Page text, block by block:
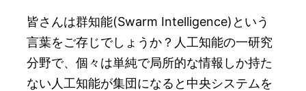
皆さんは群知能(Swarm Intelligence)という
言葉をご存じでしょうか？人工知能の一研究
分野で、個々は単純で局所的な情報しか持た
ない人工知能が集団になると中央システムを